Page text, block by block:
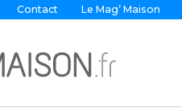
Contact Le Mag’ Maison